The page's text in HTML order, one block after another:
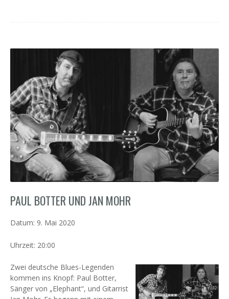
PAUL BOTTER UND JAN MOHR
Datum: 9. Mai 2020
Uhrzeit: 20:00
Zwei deutsche Blues-Legenden
kommen ins Knopf: Paul Botter,
Sänger von „Elephant“, und Gitarrist